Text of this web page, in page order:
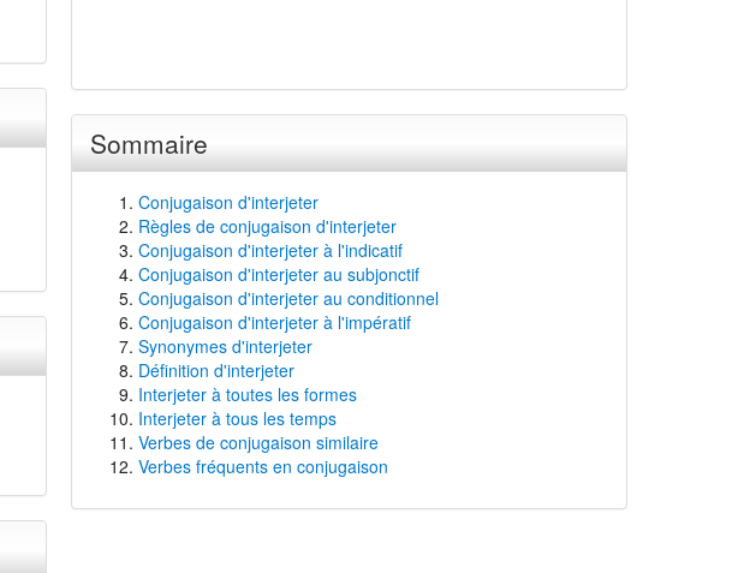
Sommaire
Conjugaison d'interjeter
Règles de conjugaison d'interjeter
Conjugaison d'interjeter à l'indicatif
Conjugaison d'interjeter au subjonctif
Conjugaison d'interjeter au conditionnel
Conjugaison d'interjeter à l'impératif
Synonymes d'interjeter
Définition d'interjeter
Interjeter à toutes les formes
Interjeter à tous les temps
Verbes de conjugaison similaire
Verbes fréquents en conjugaison